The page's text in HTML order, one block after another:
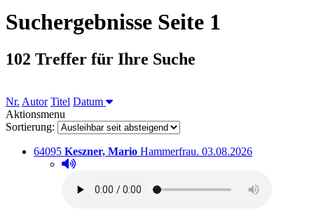
Suchergebnisse Seite 1
102 Treffer für Ihre Suche
Nr. Autor Sortieren nach
Titel Datum
Aktionsmenu
Sortierung:
Titelnummer:
64095 von
Keszner, Mario: Hammerfrau. Ausleihbar seit dem
03.08.2026
Hörprobe abspielen
Hörprobe von Hammerfrau.